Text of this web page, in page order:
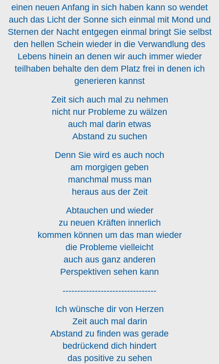
einen neuen Anfang in sich haben kann so wendet
auch das Licht der Sonne sich einmal mit Mond und
Sternen der Nacht entgegen einmal bringt Sie selbst
den hellen Schein wieder in die Verwandlung des
Lebens hinein an denen wir auch immer wieder
teilhaben behalte den dem Platz frei in denen ich
generieren kannst
Zeit sich auch mal zu nehmen
nicht nur Probleme zu wälzen
auch mal darin etwas
Abstand zu suchen
Denn Sie wird es auch noch
am morgigen geben
manchmal muss man
heraus aus der Zeit
Abtauchen und wieder
zu neuen Kräften innerlich
kommen können um das man wieder
die Probleme vielleicht
auch aus ganz anderen
Perspektiven sehen kann
--------------------------------
Ich wünsche dir von Herzen
Zeit auch mal darin
Abstand zu finden was gerade
bedrückend dich hindert
das positive zu sehen